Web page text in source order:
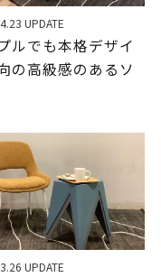
UPDATE
ルでも本格デザイ
の高級感のあるソ
UPDATE